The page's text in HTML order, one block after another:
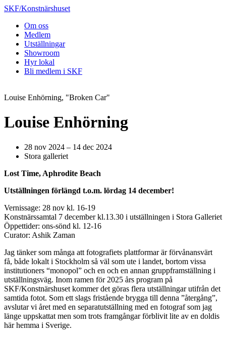
SKF/Konstnärshuset
Om oss
Medlem
Utställningar
Showroom
Hyr lokal
Bli medlem i SKF
Louise Enhörning, "Broken Car"
Louise Enhörning
28 nov 2024 – 14 dec 2024
Stora galleriet
Lost Time, Aphrodite Beach
Utställningen förlängd t.o.m. lördag 14 december!
Vernissage: 28 nov kl. 16-19
Konstnärssamtal 7 december kl.13.30 i utställningen i Stora Galleriet
Öppettider: ons-sönd kl. 12-16
Curator: Ashik Zaman
Jag tänker som många att fotografiets plattformar är förvånansvärt
få, både lokalt i Stockholm så väl som ute i landet, bortom vissa
institutioners “monopol” och en och en annan gruppframställning i
utställningsväg. Inom ramen för 2025 års program på
SKF/Konstnärshuset kommer det göras flera utställningar utifrån det
samtida fotot. Som ett slags fristående brygga till denna ”återgång”,
avslutar vi året med en separatutställning med en fotograf som jag
länge uppskattat men som trots framgångar förblivit lite av en doldis
här hemma i Sverige.